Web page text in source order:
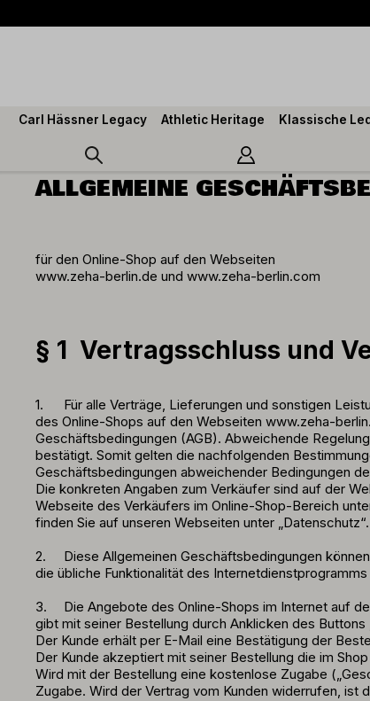
Carl Hässner Legacy Athletic Heritage Klassische
ALLGEMEINE
für den Online-Shop auf den Webseiten
www.zeha-berlin.de und www.zeha-berlin.com
§ 1 Vertragsschluss und
1.
Für alle Verträge, Lieferungen und sonstigen
des Online-Shops auf den Webseiten www.zeha-
Geschäftsbedingungen (AGB). Abweichende
bestätigt. Somit gelten die nachfolgenden
Geschäftsbedingungen abweichender Bedingungen
Die konkreten Angaben zum Verkäufer sind auf der
Webseite des Verkäufers im Online-Shop-Bereich
finden Sie auf unseren Webseiten unter
2.
Diese Allgemeinen Geschäftsbedingungen
die übliche Funktionalität des
3.
Die Angebote des Online-Shops im Internet auf
gibt mit seiner Bestellung durch Anklicken des
Der Kunde erhält per E-Mail eine Bestätigung der
Der Kunde akzeptiert mit seiner Bestellung die im
Wird mit der Bestellung eine kostenlose Zugabe
Zugabe. Wird der Vertrag vom Kunden widerrufen,